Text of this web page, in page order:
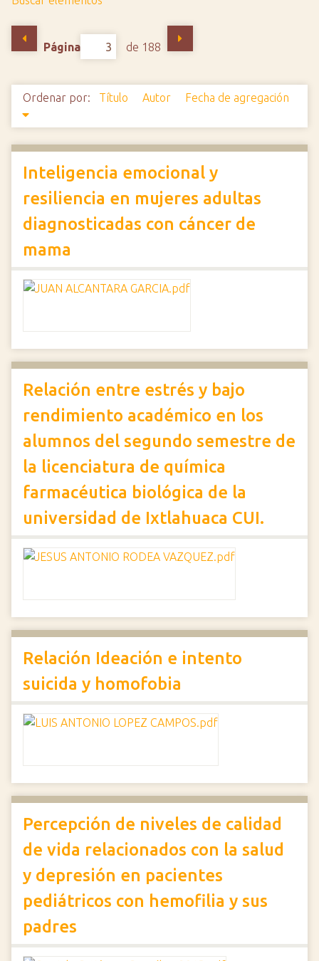
Página de 188
Ordenar por: Título Autor Fecha de agregación
Inteligencia emocional y
resiliencia en mujeres adultas
diagnosticadas con cáncer de
mama
Relación entre estrés y bajo
rendimiento académico en los
alumnos del segundo semestre de
la licenciatura de química
farmacéutica biológica de la
universidad de Ixtlahuaca CUI.
Relación Ideación e intento
suicida y homofobia
Percepción de niveles de calidad
de vida relacionados con la salud
y depresión en pacientes
pediátricos con hemofilia y sus
padres